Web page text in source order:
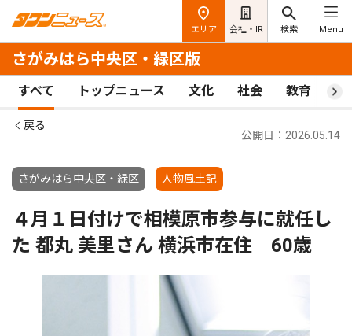
エリア 会社・IR 検索 Menu
さがみはら中央区・緑区版
すべて トップニュース 文化 社会 教育 ス
戻る
さがみはら中央区・緑区 人物風土記
公開日：2026.05.14
４月１日付けで相模原市参与に就任し
た 都丸 美里さん 横浜市在住 60歳